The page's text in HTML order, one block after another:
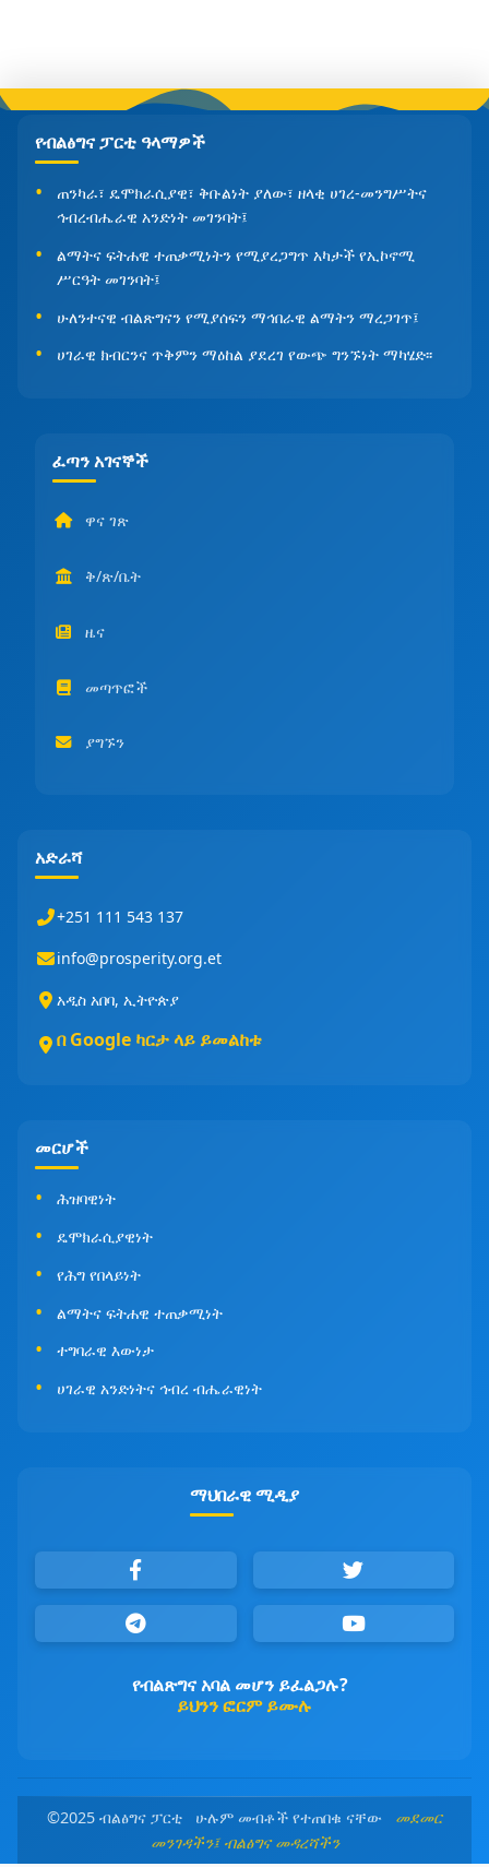
የብልፅግና ፓርቲ ዓላማዎች
ጠንካራ፣ ዴሞክራሲያዊ፣ ቅቡልነት ያለው፣ ዘላቂ ሀገረ-መንግሥትና
ኅብረብሔራዊ አንድነት መገንባት፤
ልማትና ፍትሐዊ ተጠቃሚነትን የሚያረጋግጥ አካታች የኢኮኖሚ
ሥርዓት መገንባት፤
ሁለንተናዊ ብልጽግናን የሚያሰፍን ማኅበራዊ ልማትን ማረጋገጥ፤
ሀገራዊ ክብርንና ጥቅምን ማዕከል ያደረገ የውጭ ግንኙነት ማካሄድ፡፡
ፈጣን አገናኞች
ዋና ገጽ
ቅ/ጽ/ቤት
ዜና
መጣጥፎች
ያግኙን
አድራሻ
+251 111 543 137
info@prosperity.org.et
አዲስ አበባ, ኢትዮጵያ
በ Google ካርታ ላይ ይመልከቱ
መርሆች
ሕዝባዊነት
ዴሞክራሲያዊነት
የሕግ የበላይነት
ልማትና ፍትሐዊ ተጠቃሚነት
ተግባራዊ እውነታ
ሀገራዊ አንድነትና ኅብረ ብሔራዊነት
ማህበራዊ ሚዲያ
የብልጽግና አባል መሆን ይፈልጋሉ?
ይህንን ፎርም ይሙሉ
©2025 ብልፅግና ፓርቲ ሁሉም መብቶች የተጠበቁ ናቸው መደመር
መንገዳችን፤ ብልፅግና መዳረሻችን